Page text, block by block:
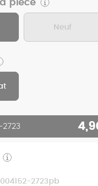
pièce
Neuf
2723
2723pb